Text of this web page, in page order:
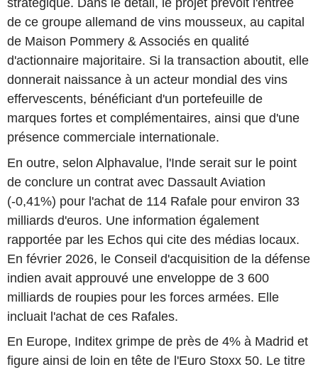
stratégique. Dans le détail, le projet prévoit l'entrée
de ce groupe allemand de vins mousseux, au capital
de Maison Pommery & Associés en qualité
d'actionnaire majoritaire. Si la transaction aboutit, elle
donnerait naissance à un acteur mondial des vins
effervescents, bénéficiant d'un portefeuille de
marques fortes et complémentaires, ainsi que d'une
présence commerciale internationale.
En outre, selon Alphavalue, l'Inde serait sur le point
de conclure un contrat avec Dassault Aviation
(-0,41%) pour l'achat de 114 Rafale pour environ 33
milliards d'euros. Une information également
rapportée par les Echos qui cite des médias locaux.
En février 2026, le Conseil d'acquisition de la défense
indien avait approuvé une enveloppe de 3 600
milliards de roupies pour les forces armées. Elle
incluait l'achat de ces Rafales.
En Europe, Inditex grimpe de près de 4% à Madrid et
figure ainsi de loin en tête de l'Euro Stoxx 50. Le titre